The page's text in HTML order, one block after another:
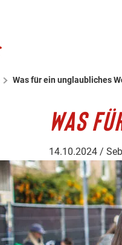
Was für ein unglaubliches
WAS
14.10.2024 /